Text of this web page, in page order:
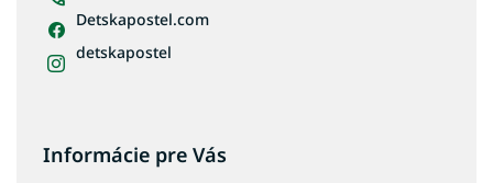
Detskapostel.com
detskapostel
Informácie pre Vás